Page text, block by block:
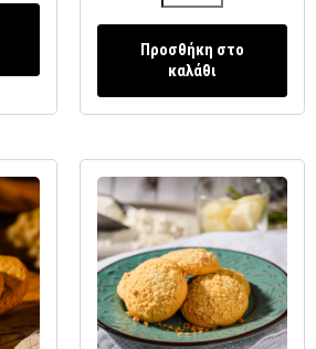
Προσθήκη στο
καλάθι